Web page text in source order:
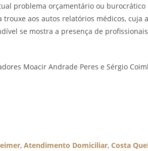
problema orçamentário ou
trouxe aos autos relatórios médicos,
se mostra a presença de
Moacir Andrade Peres e Sérgio
, Atendimento Domiciliar, Costa